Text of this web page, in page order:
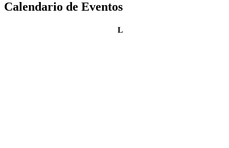
Calendario de Eventos
Llunes